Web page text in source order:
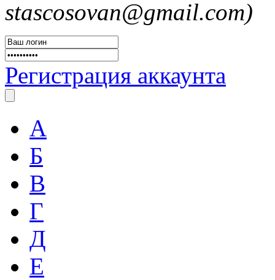
stascosovan@gmail.com)
Регистрация аккаунта
А
Б
В
Г
Д
Е